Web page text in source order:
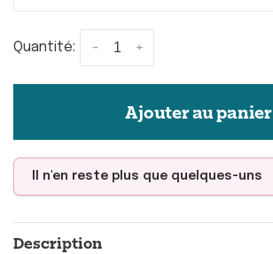
Quantité: +
-
Ajouter au panier
Il n'en reste plus que quelques-uns
Description